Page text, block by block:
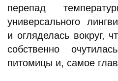
перепад
универсального
и огляделась вокруг,
собственно
питомицы и, самое